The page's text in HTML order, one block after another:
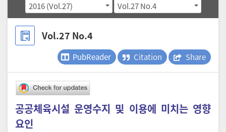
2016 (Vol.27) Vol.27 No.4
Vol.27 No.4
PubReader Citation Share
공공체육시설 운영수지 및 이용에 미치는 영향
요인